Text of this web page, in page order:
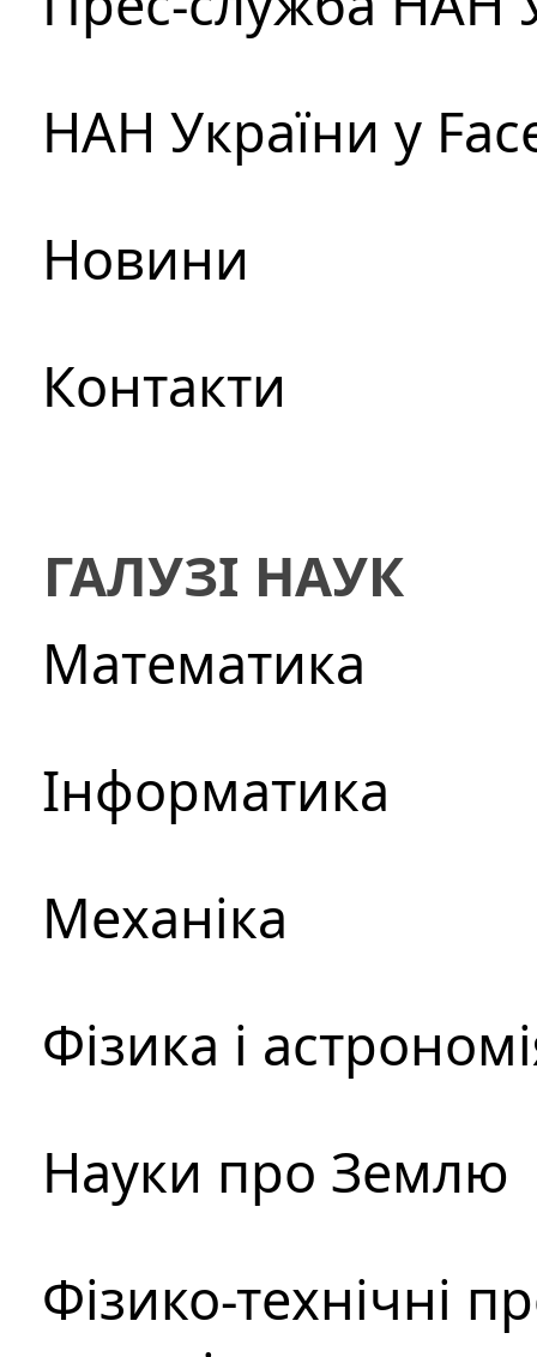
НАН України у
Новини
Контакти
ГАЛУЗІ НАУК
Математика
Інформатика
Механіка
Фізика і
Науки про Землю
Фізико-технічні